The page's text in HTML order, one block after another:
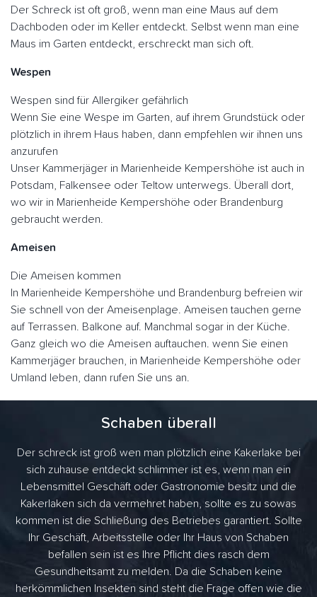
Der Schreck ist oft groß, wenn man eine Maus auf dem
Dachboden oder im Keller entdeckt. Selbst wenn man eine
Maus im Garten entdeckt, erschreckt man sich oft.
Wespen
Wespen sind für Allergiker gefährlich
Wenn Sie eine Wespe im Garten, auf ihrem Grundstück oder
plötzlich in ihrem Haus haben, dann empfehlen wir ihnen uns
anzurufen
Unser Kammerjäger in Marienheide Kempershöhe ist auch in
Potsdam, Falkensee oder Teltow unterwegs. Überall dort,
wo wir in Marienheide Kempershöhe oder Brandenburg
gebraucht werden.
Ameisen
Die Ameisen kommen
In Marienheide Kempershöhe und Brandenburg befreien wir
Sie schnell von der Ameisenplage. Ameisen tauchen gerne
auf Terrassen. Balkone auf. Manchmal sogar in der Küche.
Ganz gleich wo die Ameisen auftauchen. wenn Sie einen
Kammerjäger brauchen, in Marienheide Kempershöhe oder
Umland leben, dann rufen Sie uns an.
Schaben überall
Der schreck ist groß wen man plötzlich eine Kakerlake bei
sich zuhause entdeckt schlimmer ist es, wenn man ein
Lebensmittel Geschäft oder Gastronomie besitz und die
Kakerlaken sich da vermehret haben, sollte es zu sowas
kommen ist die Schließung des Betriebes garantiert. Sollte
Ihr Geschäft, Arbeitsstelle oder Ihr Haus von Schaben
befallen sein ist es Ihre Pflicht dies rasch dem
Gesundheitsamt zu melden. Da die Schaben keine
herkömmlichen Insekten sind steht die Frage offen wie die